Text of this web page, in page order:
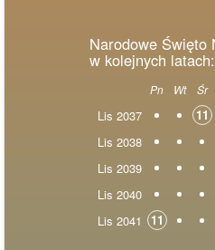
Narodowe Święto
w kolejnych latach:
Pn Wt Śr
Lis 2037
11
Lis 2038
Lis 2039
Lis 2040
Lis 2041
11